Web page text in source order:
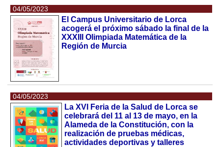
04/05/2023
El Campus Universitario de Lorca
acogerá el próximo sábado la final de la
XXXIII Olimpiada Matemática de la
Región de Murcia
04/05/2023
La XVI Feria de la Salud de Lorca se
celebrará del 11 al 13 de mayo, en la
Alameda de la Constitución, con la
realización de pruebas médicas,
actividades deportivas y talleres